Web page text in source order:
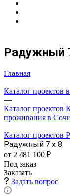
Радужный
Главная
—
Каталог проектов
—
Каталог проектов
проживания в Сочи
—
Каталог проектов
Радужный 7 х 8
от 2 481 100 ₽
Под заказ
Заказать
Задать вопрос